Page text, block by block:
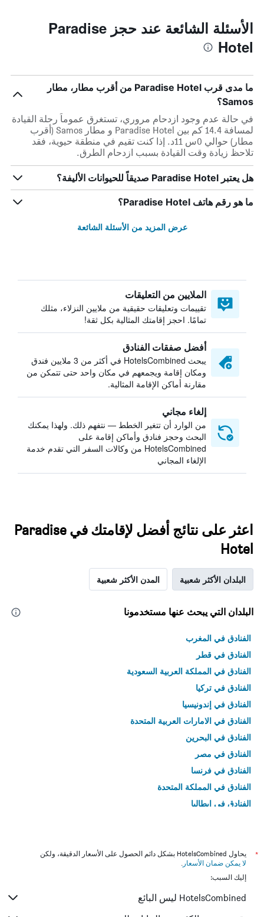
الأسئلة الشائعة عند حجز Paradise
Hotel
ما مدى قرب Paradise Hotel من أقرب مطار، مطار
Samos؟
في حالة عدم وجود ازدحام مروري، تستغرق عموماً رحلة القيادة
لمسافة 14.4 كم بين Paradise Hotel و مطار Samos (أقرب
مطار) حوالي 0س 11د. إذا كنت تقيم في منطقة حيوية، فقد
تلاحظ زيادة وقت القيادة بسبب ازدحام الطرق.
هل يعتبر Paradise Hotel صديقاً للحيوانات الأليفة؟
ما هو رقم هاتف Paradise Hotel؟
عرض المزيد من الأسئلة الشائعة
الملايين من التعليقات
تقييمات وتعليقات حقيقية من ملايين النزلاء، مثلك
تمامًا. احجز إقامتك المثالية بكل ثقة!
أفضل صفقات الفنادق
يبحث HotelsCombined في أكثر من 3 ملايين فندق
ومكان إقامة ويجمعهم في مكان واحد حتى تتمكن من
مقارنة أماكن الإقامة المثالية.
إلغاء مجاني
من الوارد أن تتغير الخطط — نتفهم ذلك. ولهذا يمكنك
البحث وحجز فنادق وأماكن إقامة على
HotelsCombined من وكالات السفر التي تقدم خدمة
الإلغاء المجاني
اعثر على نتائج أفضل لإقامتك في Paradise
Hotel
البلدان الأكثر شعبية المدن الأكثر شعبية
البلدان التي يبحث عنها مستخدمونا
الفنادق في المغرب
الفنادق في قطر
الفنادق في المملكة العربية السعودية
الفنادق في تركيا
الفنادق في إندونيسيا
الفنادق في الامارات العربية المتحدة
الفنادق في البحرين
الفنادق في مصر
الفنادق في فرنسا
الفنادق في المملكة المتحدة
الفنادق في إيطاليا
*
يحاول HotelsCombined بشكل دائم الحصول على الأسعار الدقيقة، ولكن
لا يمكن ضمان الأسعار .
إليك السبب:
HotelsCombined ليس البائع